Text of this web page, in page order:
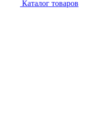
Каталог товаров